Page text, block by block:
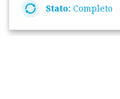
Stato: Completo